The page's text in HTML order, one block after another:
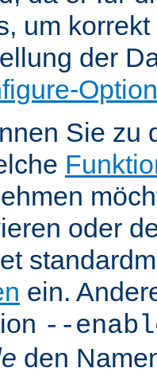
um
der
Sie zu
oder
ein.
--
den